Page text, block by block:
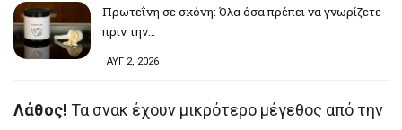
Πρωτεΐνη σε σκόνη: Όλα όσα πρέπει να γνωρίζετε
πριν την…
ΑΥΓ 2, 2026
Λάθος! Τα σνακ έχουν μικρότερο μέγεθος από την